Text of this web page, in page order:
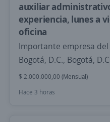
auxiliar
experiencia, lunes a
oficina
Importante empresa del
Bogotá, D.C., Bogotá,
$ 2.000.000,00 (Mensual)
Hace 3 horas